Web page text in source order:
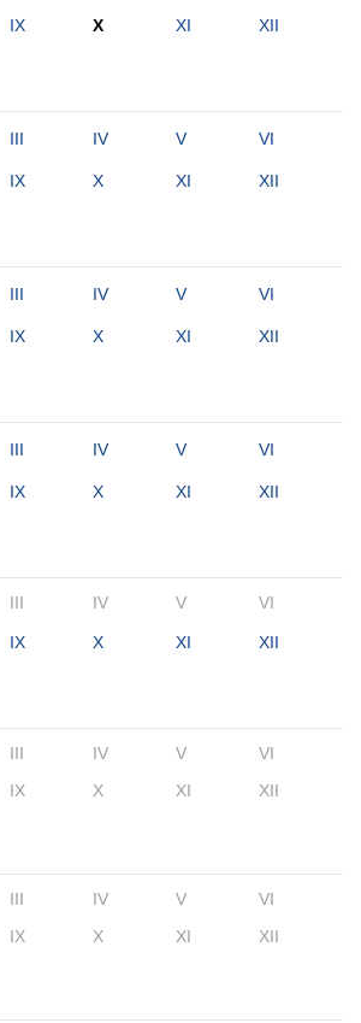
IX X XI XII
III IV V VI
IX X XI XII
III IV V VI
IX X XI XII
III IV V VI
IX X XI XII
III IV V VI
IX X XI XII
III IV V
VI
IX X XI XII
III IV V
VI
IX X XI XII